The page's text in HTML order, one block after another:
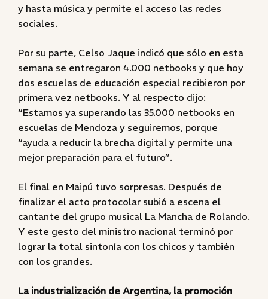
y hasta música y permite el acceso las redes
sociales.
Por su parte, Celso Jaque indicó que sólo en esta
semana se entregaron 4.000 netbooks y que hoy
dos escuelas de educación especial recibieron por
primera vez netbooks. Y al respecto dijo:
“Estamos ya superando las 35.000 netbooks en
escuelas de Mendoza y seguiremos, porque
“ayuda a reducir la brecha digital y permite una
mejor preparación para el futuro”.
El final en Maipú tuvo sorpresas. Después de
finalizar el acto protocolar subió a escena el
cantante del grupo musical La Mancha de Rolando.
Y este gesto del ministro nacional terminó por
lograr la total sintonía con los chicos y también
con los grandes.
La industrialización de Argentina, la promoción